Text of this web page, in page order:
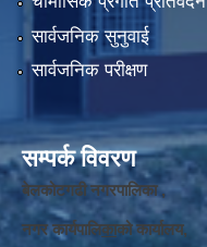
सार्वजनिक सुनुवाई
सार्वजनिक परीक्षण
सम्पर्क विवरण
बेलकोटगढी नगरपालिका ,
नगर कार्यपालिकाको कार्यालय,